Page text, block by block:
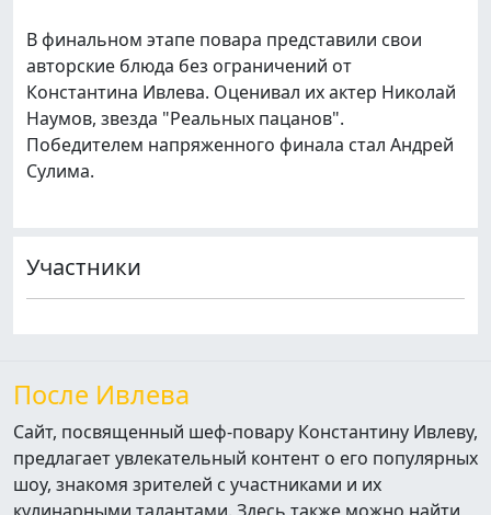
В финальном этапе повара представили свои
авторские блюда без ограничений от
Константина Ивлева. Оценивал их актер Николай
Наумов, звезда "Реальных пацанов".
Победителем напряженного финала стал Андрей
Сулима.
Участники
После Ивлева
Сайт, посвященный шеф-повару Константину Ивлеву,
предлагает увлекательный контент о его популярных
шоу, знакомя зрителей с участниками и их